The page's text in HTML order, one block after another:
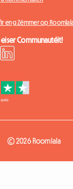
eng Zëmmer op
Communautéit!
© 2026 Roomlala